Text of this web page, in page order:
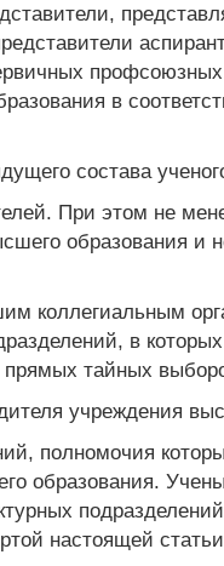
в
состава
При этом не
образования и
коллегиальным
в
прямых тайных
учреждения
полномочия
образования.
настоящей